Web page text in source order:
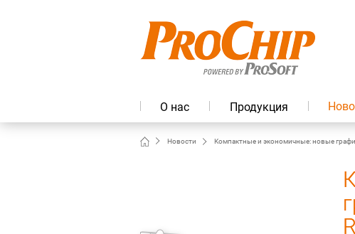
О нас Продукция
Новости Компактные и экономичные: новые